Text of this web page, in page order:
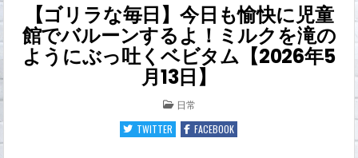
【ゴリラな毎日】今日も愉快に児童
館でバルーンするよ！ミルクを滝の
ようにぶっ吐くベビタム【2026年5
月13日】
POSTED
IN
日常
TWITTER
FACEBOOK